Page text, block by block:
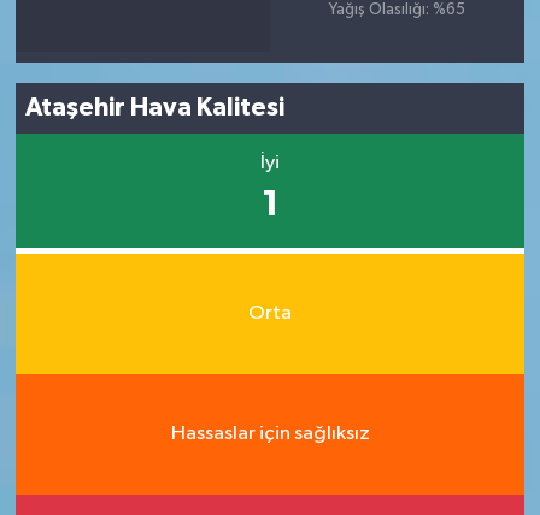
Yağış Olasılığı: %65
Ataşehir Hava Kalitesi
İyi
1
Orta
Hassaslar için sağlıksız